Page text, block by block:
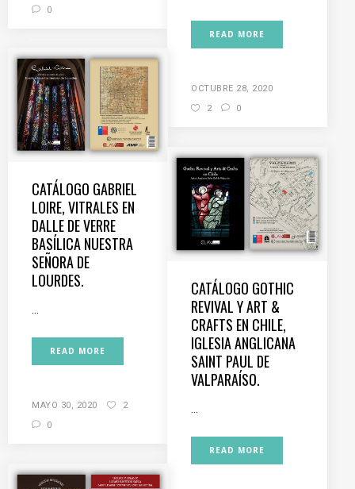
0
READ MORE
OCTUBRE 28, 2020
2
0
CATÁLOGO GABRIEL
LOIRE, VITRALES EN
DALLE DE VERRE
BASÍLICA NUESTRA
SEÑORA DE
LOURDES.
READ MORE
MAYO 30, 2020
2
0
CATÁLOGO GOTHIC
REVIVAL Y ART &
CRAFTS EN CHILE,
IGLESIA ANGLICANA
SAINT PAUL DE
VALPARAÍSO.
READ MORE